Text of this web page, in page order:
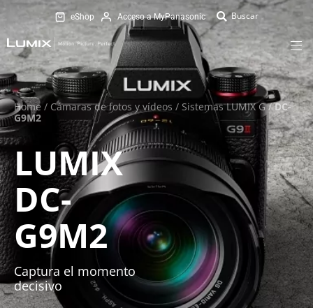
eShop Acceso a MyPanasonic
Home / Cámaras de fotos y vídeos / Sistemas LUMIX G/DC-
G9M2
LUMIX
DC-
G9M2
Captura el momento
decisivo